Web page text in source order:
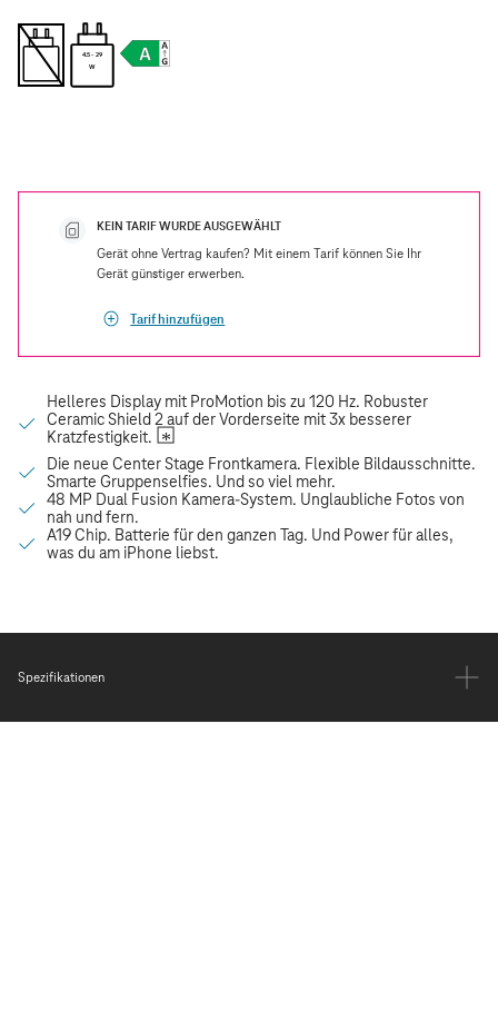
4.5 - 29
W
KEIN TARIF WURDE AUSGEWÄHLT
Gerät ohne Vertrag kaufen? Mit einem Tarif können Sie Ihr
Gerät günstiger erwerben.
Tarif hinzufügen
Spezifikationen